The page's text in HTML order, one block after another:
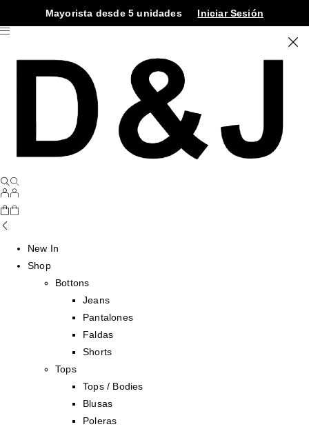
Mayorista desde 5 unidades Iniciar Sesión
New In
Shop
Bottons
Jeans
Pantalones
Faldas
Shorts
Tops
Tops / Bodies
Blusas
Poleras